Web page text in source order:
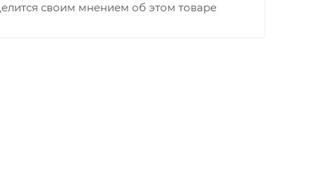
своим мнением об этом товаре